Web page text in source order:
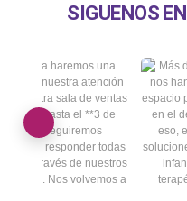
SIGUENOS EN